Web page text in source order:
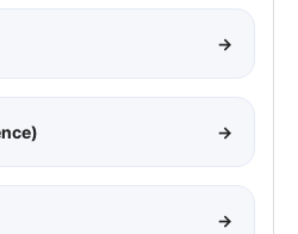
→
→
→